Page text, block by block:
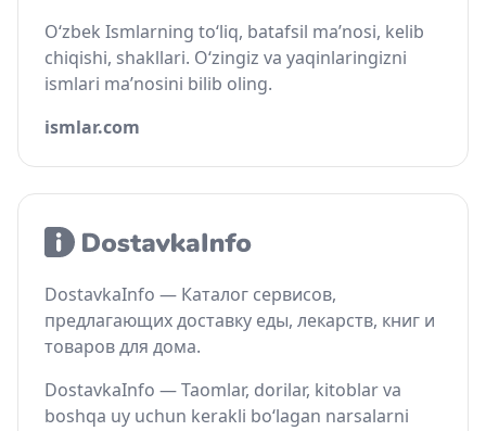
O‘zbek Ismlarning to‘liq, batafsil ma’nosi, kelib
chiqishi, shakllari. O‘zingiz va yaqinlaringizni
ismlari ma’nosini bilib oling.
ismlar.com
DostavkaInfo — Каталог сервисов,
предлагающих доставку еды, лекарств, книг и
товаров для дома.
DostavkaInfo — Taomlar, dorilar, kitoblar va
boshqa uy uchun kerakli bo‘lagan narsalarni